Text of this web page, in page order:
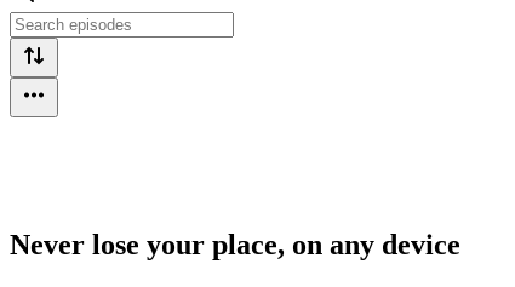
Never lose your place, on any device